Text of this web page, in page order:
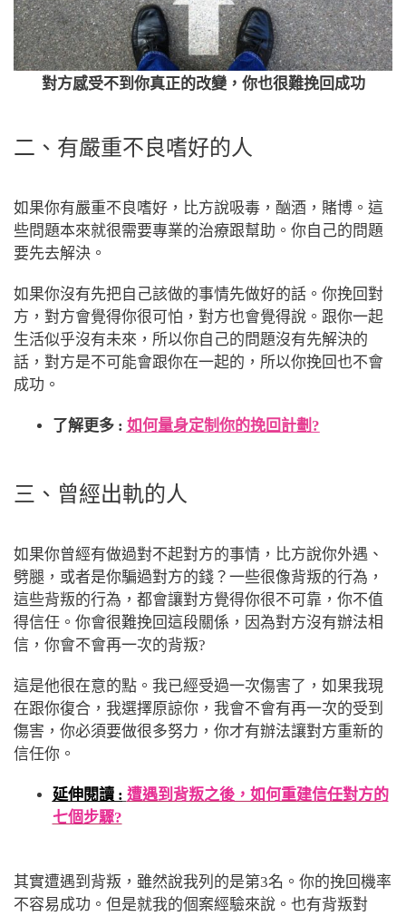
對方感受不到你真正的改變，你也很難挽回成功
二、有嚴重不良嗜好的人
如果你有嚴重不良嗜好，比方說吸毒，酗酒，賭博。這
些問題本來就很需要專業的治療跟幫助。你自己的問題
要先去解決。
如果你沒有先把自己該做的事情先做好的話。你挽回對
方，對方會覺得你很可怕，對方也會覺得說。跟你一起
生活似乎沒有未來，所以你自己的問題沒有先解決的
話，對方是不可能會跟你在一起的，所以你挽回也不會
成功。
了解更多 : 如何量身定制你的挽回計劃?
三、曾經出軌的人
如果你曾經有做過對不起對方的事情，比方說你外遇、
劈腿，或者是你騙過對方的錢？一些很像背叛的行為，
這些背叛的行為，都會讓對方覺得你很不可靠，你不值
得信任。你會很難挽回這段關係，因為對方沒有辦法相
信，你會不會再一次的背叛?
這是他很在意的點。我已經受過一次傷害了，如果我現
在跟你復合，我選擇原諒你，我會不會有再一次的受到
傷害，你必須要做很多努力，你才有辦法讓對方重新的
信任你。
延伸閱讀 : 遭遇到背叛之後，如何重建信任對方的
七個步驟?
其實遭遇到背叛，雖然說我列的是第3名。你的挽回機率
不容易成功。但是就我的個案經驗來說。也有背叛對